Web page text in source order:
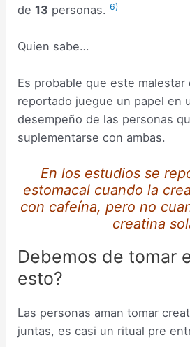
de13 personas.6)
Quien sabe…
Es probable que este malestar
reportado juegue un papel en
desempeño de las personas
suplementarse con ambas.
En los estudios se
estomacal cuando la
con cafeína, pero no
creatina
Debemos de tomar
esto?
Las personas aman tomar
juntas, es casi un ritual pre